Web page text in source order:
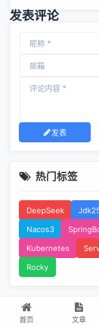
首页 文章
发表评论
发表
热门标签
DeepSeek
Nacos3
Kubernetes
Rocky